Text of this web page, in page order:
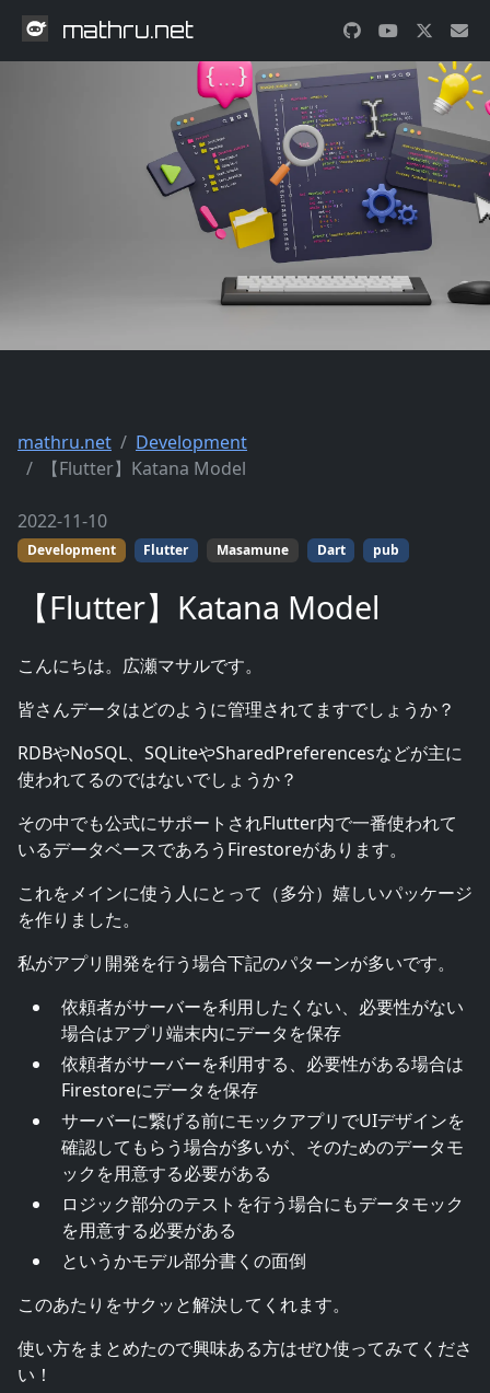
mathru.net
mathru.net
Development
【Flutter】Katana Model
2022-11-10
Development Flutter Masamune Dart pub
【Flutter】Katana Model
こんにちは。広瀬マサルです。
皆さんデータはどのように管理されてますでしょうか？
RDBやNoSQL、SQLiteやSharedPreferencesなどが主に
使われてるのではないでしょうか？
その中でも公式にサポートされFlutter内で一番使われて
いるデータベースであろうFirestoreがあります。
これをメインに使う人にとって（多分）嬉しいパッケージ
を作りました。
私がアプリ開発を行う場合下記のパターンが多いです。
依頼者がサーバーを利用したくない、必要性がない
場合はアプリ端末内にデータを保存
依頼者がサーバーを利用する、必要性がある場合は
Firestoreにデータを保存
サーバーに繋げる前にモックアプリでUIデザインを
確認してもらう場合が多いが、そのためのデータモ
ックを用意する必要がある
ロジック部分のテストを行う場合にもデータモック
を用意する必要がある
というかモデル部分書くの面倒
このあたりをサクッと解決してくれます。
使い方をまとめたので興味ある方はぜひ使ってみてくださ
い！